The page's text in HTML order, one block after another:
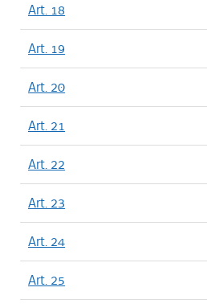
Art. 18
Art. 19
Art. 20
Art. 21
Art. 22
Art. 23
Art. 24
Art. 25